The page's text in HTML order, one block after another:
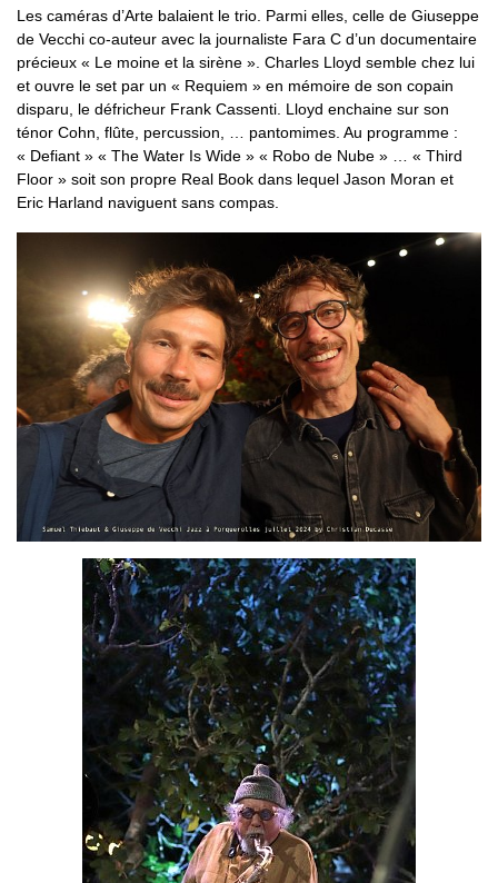
Les caméras d’Arte balaient le trio. Parmi elles, celle de Giuseppe
de Vecchi co-auteur avec la journaliste Fara C d’un documentaire
précieux « Le moine et la sirène ». Charles Lloyd semble chez lui
et ouvre le set par un « Requiem » en mémoire de son copain
disparu, le défricheur Frank Cassenti. Lloyd enchaine sur son
ténor Cohn, flûte, percussion, … pantomimes. Au programme :
« Defiant » « The Water Is Wide » « Robo de Nube » … « Third
Floor » soit son propre Real Book dans lequel Jason Moran et
Eric Harland naviguent sans compas.